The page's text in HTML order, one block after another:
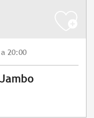
a 20:00